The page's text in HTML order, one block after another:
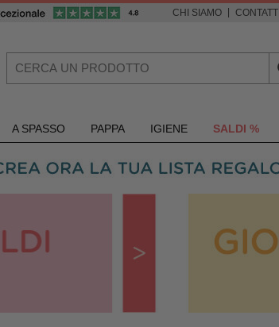
CHI SIAMO CONTATTI
A SPASSO PAPPA IGIENE SALDI %